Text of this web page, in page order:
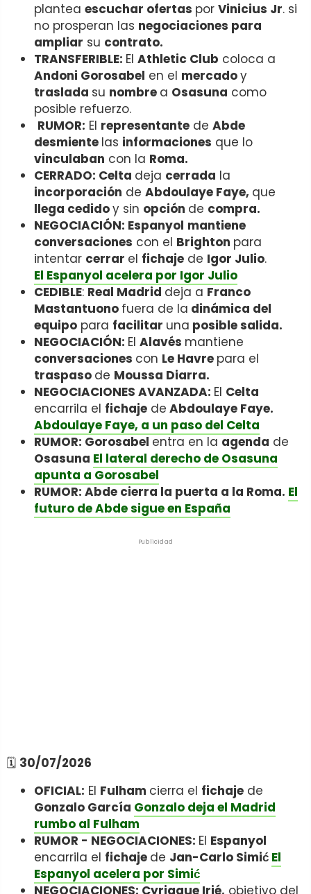
plantea escuchar ofertas por Vinicius Jr. si
no prosperan las negociaciones para
ampliar su contrato.
TRANSFERIBLE: El Athletic Club coloca a
Andoni Gorosabel en el mercadoy
traslada su nombre a Osasuna como
posible refuerzo.
RUMOR: El representante de Abde
desmiente las informaciones que lo
vinculaban con la Roma.
CERRADO: Celta deja cerrada la
incorporación de Abdoulaye Faye, que
llega cedidoy sin opción de compra.
NEGOCIACIÓN: Espanyol mantiene
conversaciones con el Brighton para
intentar cerrar el fichaje de Igor Julio.
El Espanyol acelera por Igor Julio
CEDIBLE: Real Madrid deja a Franco
Mastantuono fuera de la dinámica del
equipo para facilitar una posible salida.
NEGOCIACIÓN: El Alavés mantiene
conversaciones con Le Havre para el
traspaso de Moussa Diarra.
NEGOCIACIONES AVANZADA: El Celta
encarrila el fichaje de Abdoulaye Faye.
Abdoulaye Faye, a un paso del Celta
RUMOR: Gorosabel entra en la agenda de
Osasuna El lateral derecho de Osasuna
apunta a Gorosabel
RUMOR: Abde cierra la puerta a la Roma. El
futuro de Abde sigue en España
Publicidad
🗓️ 30/07/2026
OFICIAL: El Fulham cierra el fichaje de
Gonzalo García Gonzalo deja el Madrid
rumbo al Fulham
RUMOR - NEGOCIACIONES: El Espanyol
encarrila el fichaje de Jan-Carlo Simić El
Espanyol acelera por Simić
NEGOCIACIONES: Cyriaque Irié, objetivo del